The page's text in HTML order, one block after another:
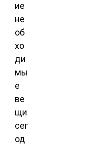
ие
не
об
хо
ди
мы
е
ве
щи
сег
од